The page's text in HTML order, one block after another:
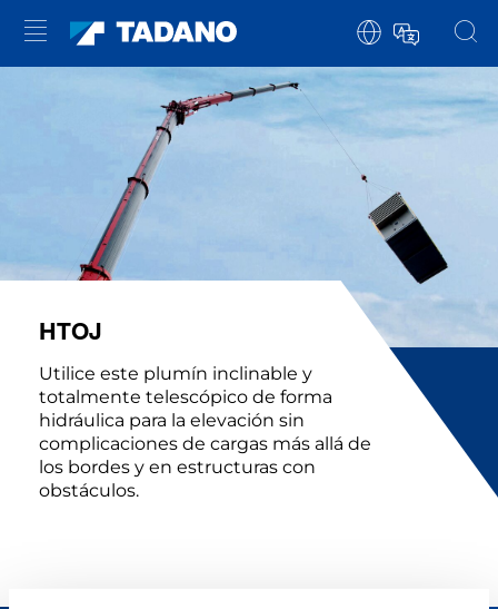
HTOJ
Utilice este plumín inclinable y
totalmente telescópico de forma
hidráulica para la elevación sin
complicaciones de cargas más allá de
los bordes y en estructuras con
obstáculos.